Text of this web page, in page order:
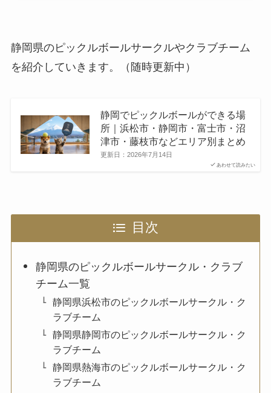
静岡県のピックルボールサークルやクラブチーム
を紹介していきます。（随時更新中）
あわせて読みたい
静岡でピックルボールができる場
所｜浜松市・静岡市・富士市・沼
津市・藤枝市などエリア別まとめ
更新日： 2026年7月14日
目次
静岡県のピックルボールサークル・クラブ
チーム一覧
静岡県浜松市のピックルボールサークル・ク
ラブチーム
静岡県静岡市のピックルボールサークル・ク
ラブチーム
静岡県熱海市のピックルボールサークル・ク
ラブチーム